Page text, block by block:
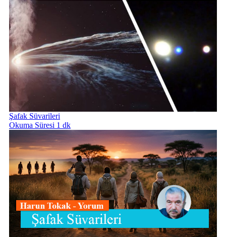
Şafak Süvarileri
Okuma Süresi 1 dk